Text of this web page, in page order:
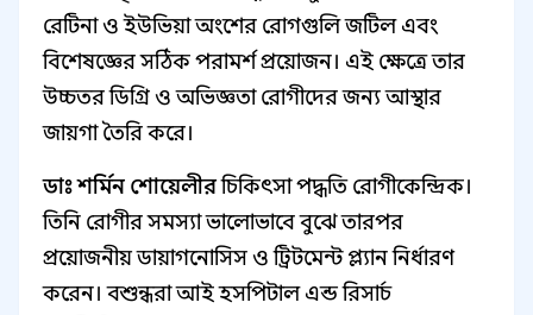
রেটিনা ও ইউভিয়া অংশের রোগগুলি জটিল এবং
বিশেষজ্ঞের সঠিক পরামর্শ প্রয়োজন। এই ক্ষেত্রে তার
উচ্চতর ডিগ্রি ও অভিজ্ঞতা রোগীদের জন্য আস্থার
জায়গা তৈরি করে।
ডাঃ শর্মিন শোয়েলীরচিকিৎসা পদ্ধতি রোগীকেন্দ্রিক।
তিনি রোগীর সমস্যা ভালোভাবে বুঝে তারপর
প্রয়োজনীয় ডায়াগনোসিস ও ট্রিটমেন্ট প্ল্যান নির্ধারণ
করেন। বশুন্ধরা আই হসপিটাল এন্ড রিসার্চ